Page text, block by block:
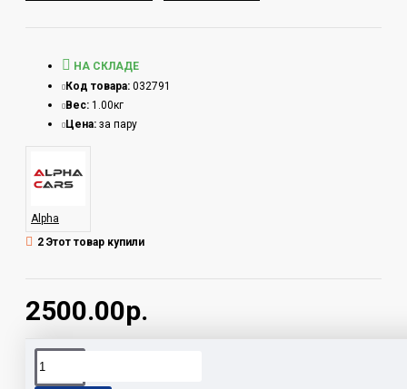
2500.00р.
НА СКЛАДЕ
Код товара: 032791
Вес: 1.00кг
Цена: за пару
Alpha
2 Этот товар купили
Теги: